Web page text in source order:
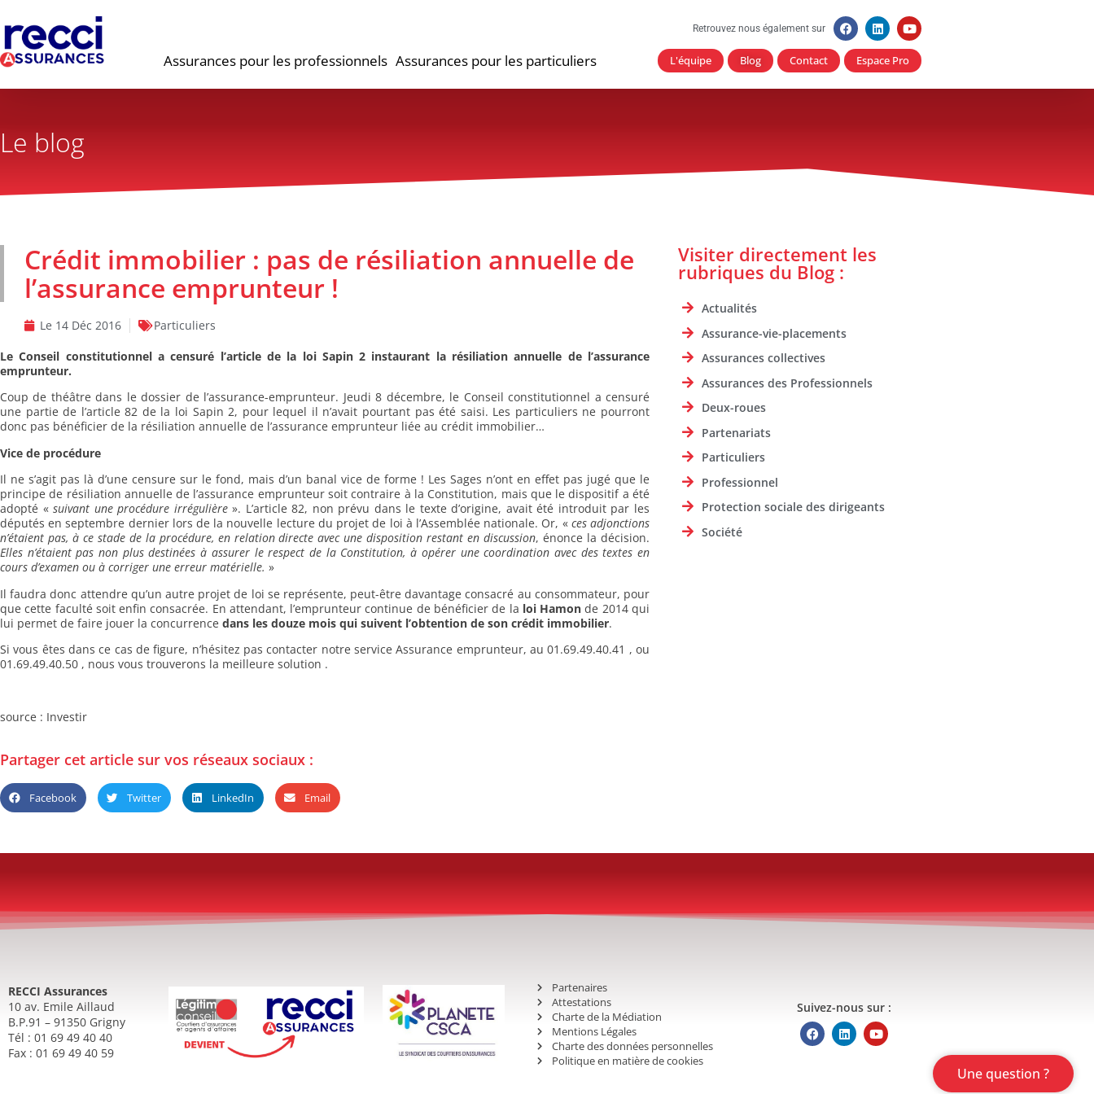
Assurances pour les professionnels Assurances pour les particuliers
Retrouvez nous également sur
L'équipe Blog Contact Espace Pro
Le blog
Crédit immobilier : pas de résiliation annuelle de
l’assurance emprunteur !
Le 14 Déc 2016
Particuliers
Le Conseil constitutionnel a censuré l’article de la loi Sapin 2 instaurant la résiliation annuelle de l’assurance
emprunteur.
Coup de théâtre dans le dossier de l’assurance-emprunteur. Jeudi 8 décembre, le Conseil constitutionnel a censuré
une partie de l’article 82 de la loi Sapin 2, pour lequel il n’avait pourtant pas été saisi. Les particuliers ne pourront
donc pas bénéficier de la résiliation annuelle de l’assurance emprunteur liée au crédit immobilier…
Vice de procédure
Il ne s’agit pas là d’une censure sur le fond, mais d’un banal vice de forme ! Les Sages n’ont en effet pas jugé que le
principe de résiliation annuelle de l’assurance emprunteur soit contraire à la Constitution, mais que le dispositif a été
adopté «suivant une procédure irrégulière». L’article 82, non prévu dans le texte d’origine, avait été introduit par les
députés en septembre dernier lors de la nouvelle lecture du projet de loi à l’Assemblée nationale. Or, « ces adjonctions
n’étaient pas, à ce stade de la procédure, en relation directe avec une disposition restant en discussion, énonce la décision.
Elles n’étaient pas non plus destinées à assurer le respect de la Constitution, à opérer une coordination avec des textes en
cours d’examen ou à corriger une erreur matérielle. »
Il faudra donc attendre qu’un autre projet de loi se représente, peut-être davantage consacré au consommateur, pour
que cette faculté soit enfin consacrée. En attendant, l’emprunteur continue de bénéficier de la loi Hamon de 2014 qui
lui permet de faire jouer la concurrence dans les douze mois qui suivent l’obtention de son crédit immobilier.
Si vous êtes dans ce cas de figure, n’hésitez pas contacter notre service Assurance emprunteur, au 01.69.49.40.41 , ou
01.69.49.40.50 , nous vous trouverons la meilleure solution .
source : Investir
Partager cet article sur vos réseaux sociaux :
Facebook Twitter LinkedIn Email
Visiter directement les
rubriques du Blog :
Actualités
Assurance-vie-placements
Assurances collectives
Assurances des Professionnels
Deux-roues
Partenariats
Particuliers
Professionnel
Protection sociale des dirigeants
Société
RECCI Assurances
10 av. Emile Aillaud
B.P.91 – 91350 Grigny
Tél : 01 69 49 40 40
Fax : 01 69 49 40 59
Partenaires
Attestations
Charte de la Médiation
Mentions Légales
Charte des données personnelles
Politique en matière de cookies
Une question ?
Suivez-nous sur :